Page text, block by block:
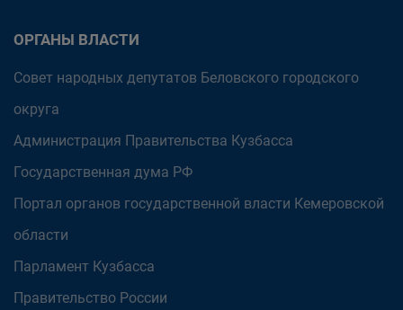
ОРГАНЫ ВЛАСТИ
Совет народных депутатов Беловского городского
округа
Администрация Правительства Кузбасса
Государственная дума РФ
Портал органов государственной власти Кемеровской
области
Парламент Кузбасса
Правительство России